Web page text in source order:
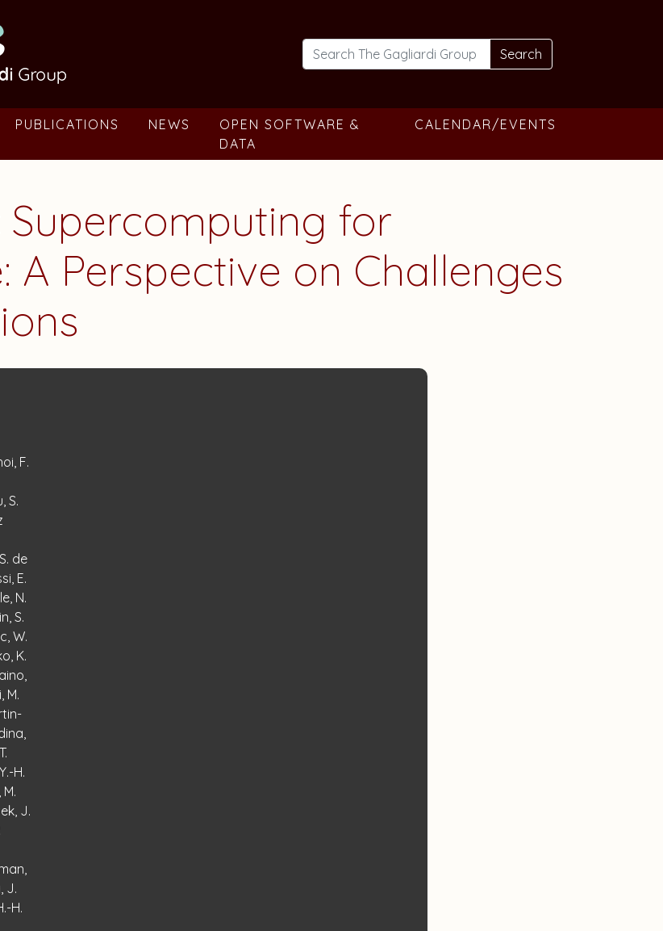
Search
PUBLICATIONS NEWS
OPEN SOFTWARE &
DATA
CALENDAR/EVENTS
for
A Perspective on Challenges
F.
S.
de
E.
N.
S.
W.
K.
M.
H.
J.
J.
H.